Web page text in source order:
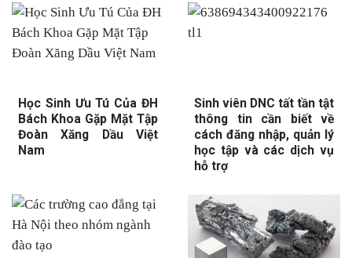
Học Sinh Ưu Tú Của ĐH
Bách Khoa Gặp Mặt Tập
Đoàn Xăng Dầu Việt
Nam
Sinh viên DNC tất tần tật
thông tin cần biết về
cách đăng nhập, quản lý
học tập và các dịch vụ
hỗ trợ